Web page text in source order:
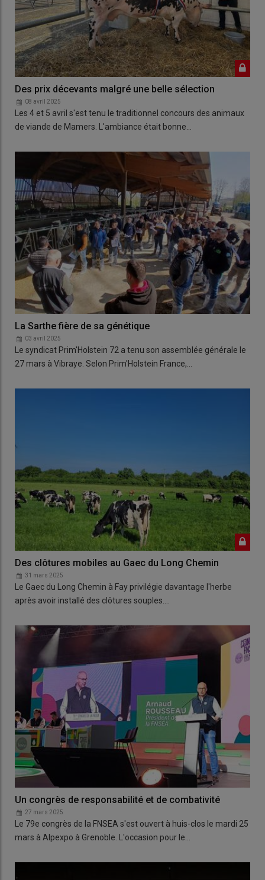
Des prix décevants malgré une belle sélection
08 avril 2025
Les 4 et 5 avril s'est tenu le traditionnel concours des animaux
de viande de Mamers. L'ambiance était bonne…
La Sarthe fière de sa génétique
03 avril 2025
Le syndicat Prim'Holstein 72 a tenu son assemblée générale le
27 mars à Vibraye. Selon Prim'Holstein France,…
Des clôtures mobiles au Gaec du Long Chemin
31 mars 2025
Le Gaec du Long Chemin à Fay privilégie davantage l'herbe
après avoir installé des clôtures souples.…
Un congrès de responsabilité et de combativité
27 mars 2025
Le 79e congrès de la FNSEA s'est ouvert à huis-clos le mardi 25
mars à Alpexpo à Grenoble. L'occasion pour le…